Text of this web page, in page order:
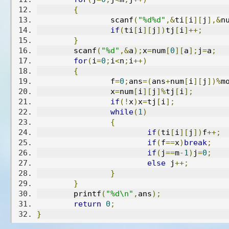
{
		scanf
( "%d%d" ,&ti [i][ j ],&
if (ti [i][ j ]) tj [i]++;
}
	scanf
( "%d" ,&a);x=num[0][a]; j=a ;
for(i=0 ; i<n ; i++)
{
		f
=0 ; ans=(ans+num[i][ j ])%
		x
=num[i][ j ]%tj [i];
if (!x)x=tj [i];
while(1)
{
if (ti [i][ j ]) f++;
if (f==x) break;
if ( j==m-1) j=0 ;
else j++;
}
}
	printf
( "%d\n" , ans);
return
0 ;
}